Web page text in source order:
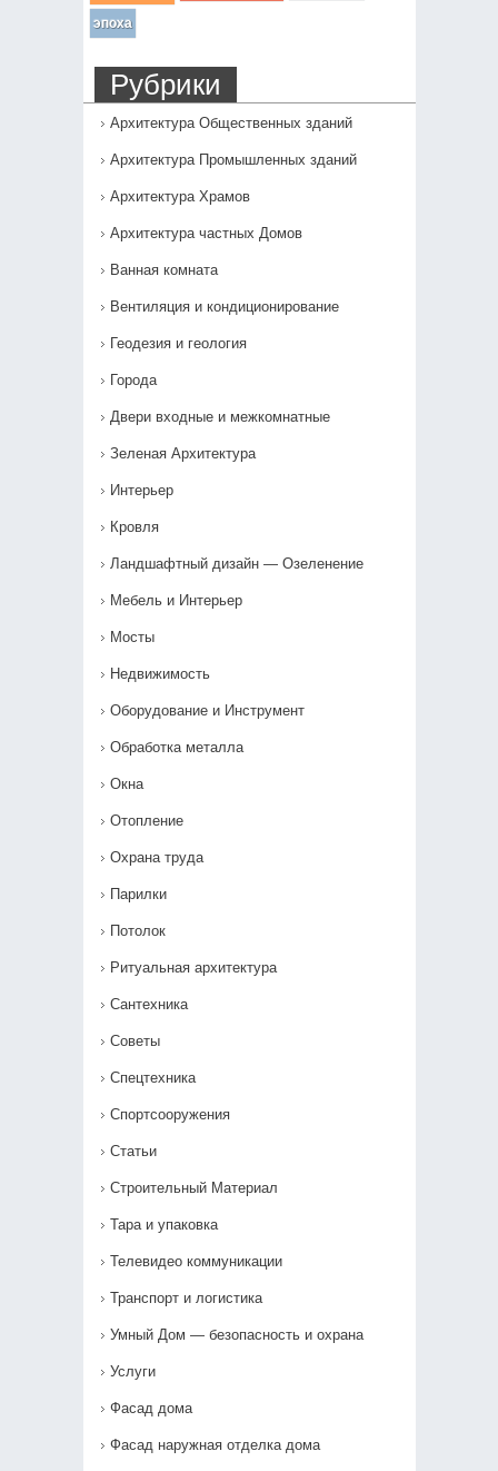
эпоха
Рубрики
Архитектура Общественных зданий
Архитектура Промышленных зданий
Архитектура Храмов
Архитектура частных Домов
Ванная комната
Вентиляция и кондиционирование
Геодезия и геология
Города
Двери входные и межкомнатные
Зеленая Архитектура
Интерьер
Кровля
Ландшафтный дизайн — Озеленение‎
Мебель и Интерьер
Мосты
Недвижимость
Оборудование и Инструмент
Обработка металла
Окна
Отопление
Охрана труда
Парилки
Потолок
Ритуальная архитектура
Сантехника
Советы
Спецтехника
Спортсооружения
Статьи
Строительный Материал
Тара и упаковка
Телевидео коммуникации
Транспорт и логистика
Умный Дом — безопасность и охрана
Услуги
Фасад дома
Фасад наружная отделка дома